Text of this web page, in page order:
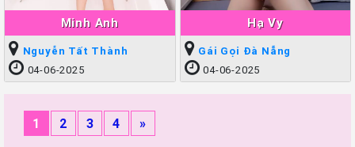
Minh Anh
Nguyễn Tất Thành
04-06-2025
Hạ Vy
Gái Gọi Đà Nẵng
04-06-2025
1 2 3 4 »